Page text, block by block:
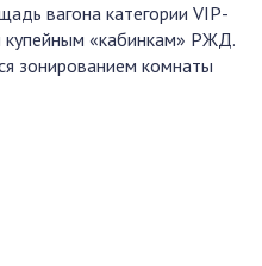
вагона категории VIP-
купейным «кабинкам» РЖД.
зонированием комнаты